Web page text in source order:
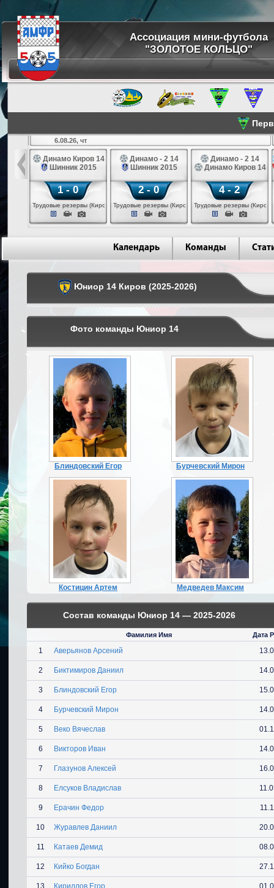
Ассоциация мини-футбола
"ЗОЛОТОЕ КОЛЬЦО"
14
6.08.26, чт
Динамо Киров 14
Шинник 2015
1 - 0
Трудовые резервы (Киров)
Динамо - 2 14
Шинник 2015
2 - 0
Трудовые резервы (Киров)
Динамо - 2 14
Динамо Киров 14
4 - 2
Трудовые резервы (Киров)
Календарь Команды
Юниор 14 Киров (2025-2026)
Фото команды Юниор 14
Блиндовский Егор Бурчевский Мирон
Костицин Артем Медведев Максим
Состав команды Юниор 14 — 2025-2026
Фамилия Имя Дата
1 Аверьянов Арсений
2 Биктимиров Даниил
3 Блиндовский Егор
4 Бурчевский Мирон
5 Веко Вячеслав
6 Викторов Иван
7 Глазунов Алексей
8 Елсуков Владислав
9 Ерачин Федор
10 Журавлев Даниил
11 Катаев Демид
12 Кийко Богдан
13 Кириллов Егор